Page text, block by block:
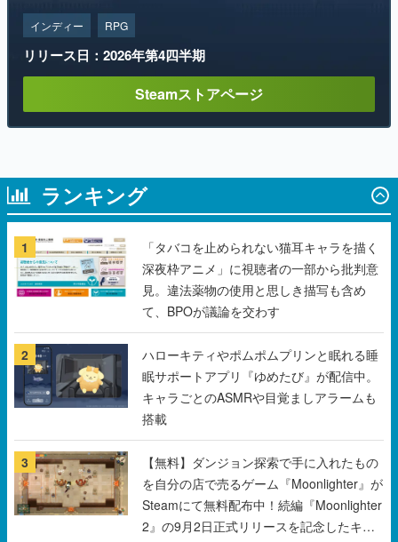
インディー RPG
リリース日：2026年第4四半期
Steamストアページ
ランキング
1
「タバコを止められない猫耳キャラを描く
深夜枠アニメ」に視聴者の一部から批判意
見。違法薬物の使用と思しき描写も含め
て、BPOが議論を交わす
2
ハローキティやポムポムプリンと眠れる睡
眠サポートアプリ『ゆめたび』が配信中。
キャラごとのASMRや目覚ましアラームも
搭載
3
【無料】ダンジョン探索で手に入れたもの
を自分の店で売るゲーム『Moonlighter』が
Steamにて無料配布中！続編『Moonlighter
2』の9月2日正式リリースを記念したキャ